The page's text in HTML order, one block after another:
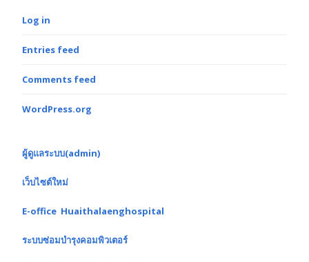
Log in
Entries feed
Comments feed
WordPress.org
ผู้ดูแลระบบ(admin)
เว็บไซต์ใหม่
E-office Huaithalaenghospital
ระบบซ่อมบำรุงคอมพิวเตอร์